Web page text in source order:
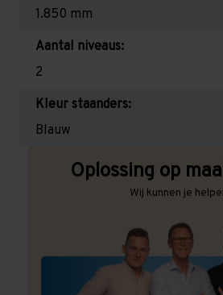
1.850 mm
Aantal niveaus:
2
Kleur staanders:
Blauw
Oplossing op
Wij kunnen je